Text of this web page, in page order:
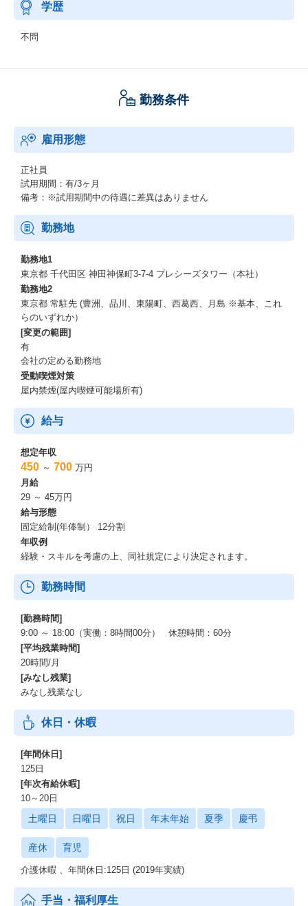
学歴
不問
勤務条件
雇用形態
正社員
試用期間：有/3ヶ月
備考：※試用期間中の待遇に差異はありません
勤務地
勤務地1
東京都 千代田区 神田神保町3-7-4 プレシーズタワー（本社）
勤務地2
東京都 常駐先 (豊洲、品川、東陽町、西葛西、月島 ※基本、これ
らのいずれか）
[変更の範囲]
有
会社の定める勤務地
受動喫煙対策
屋内禁煙(屋内喫煙可能場所有)
給与
想定年収
450 ～ 700 万円
月給
29 ～ 45万円
給与形態
固定給制(年俸制） 12分割
年収例
経験・スキルを考慮の上、同社規定により決定されます。
勤務時間
[勤務時間]
9:00 ～ 18:00（実働：8時間00分） 休憩時間：60分
[平均残業時間]
20時間/月
[みなし残業]
みなし残業なし
休日・休暇
[年間休日]
125日
[年次有給休暇]
10～20日
土曜日 日曜日 祝日 年末年始 夏季 慶弔
産休 育児
介護休暇 、年間休日:125日 (2019年実績)
手当・福利厚生